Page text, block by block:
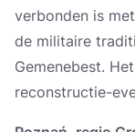
verbonden is
de militaire
Gemenebest.
reconstructie-